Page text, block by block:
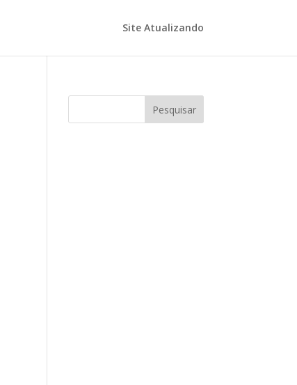
Site Atualizando
Pesquisar